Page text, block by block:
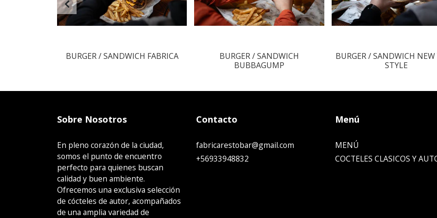
BURGER / SANDWICH FABRICA
BURGER / SANDWICH
BUBBAGUMP
BURGER / SANDWICH NEW
STYLE
Sobre Nosotros
En pleno corazón de la ciudad,
somos el punto de encuentro
perfecto para quienes buscan
calidad y buen ambiente.
Ofrecemos una exclusiva selección
de cócteles de autor, acompañados
de una amplia variedad de
Contacto
fabricarestobar@gmail.com
+56933948832
Menú
MENÚ
COCTELES CLASICOS Y